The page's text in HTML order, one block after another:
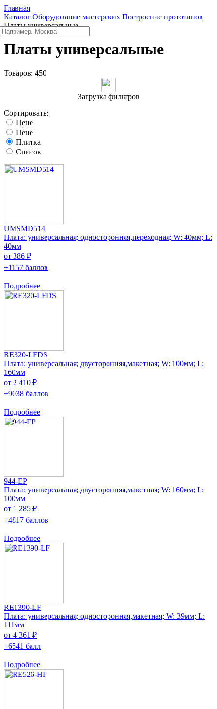
Главная
Каталог Оборудование мастерских Построение прототипов
Платы универсальные
Платы универсальные
Товаров: 450
Загрузка фильтров
Сортировать:
Цене
Цене
Плитка
Список
UMSMD514
Плата: универсальная; односторонняя,переходная; W: 40мм; L:
40мм
от 386 ₽
+1157 баллов
Подробнее
RE320-LFDS
Плата: универсальная; двусторонняя,макетная; W: 100мм; L:
160мм
от 2 410 ₽
+9038 баллов
Подробнее
944-EP
Плата: универсальная; двусторонняя,макетная; W: 160мм; L:
100мм
от 1 285 ₽
+4817 баллов
Подробнее
RE1390-LF
Плата: универсальная; односторонняя,макетная; W: 39мм; L:
111мм
от 4 361 ₽
+6541 балл
Подробнее